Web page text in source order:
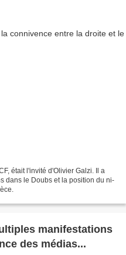
était l'invité d'Olivier Galzi. Il a
dans le Doubs et la position du ni-
manifestations
des médias...